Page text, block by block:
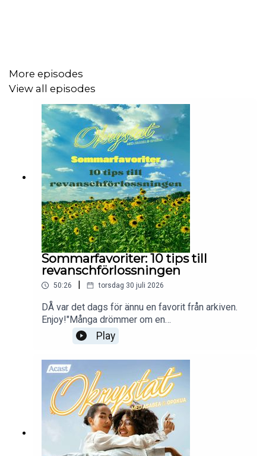
More episodes
View all episodes
Sommarfavoriter: 10 tips till
revanschförlossningen
50:26 | torsdag 30 juli 2026
DÅ var det dags för ännu en favorit från arkiven.
Enjoy!"Många drömmer om en
revanschförlossning. Eller så vill man maxa
chanserna till en bra upplevelse första gången
man föder. I det här avsnittet ger vi 10 tips som
förhoppningsvis kan bidra till det!"
Play